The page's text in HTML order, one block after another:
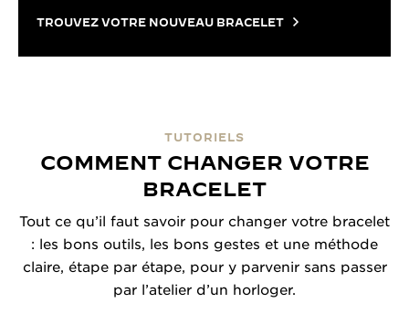
TROUVEZ VOTRE NOUVEAU BRACELET
TUTORIELS
COMMENT CHANGER VOTRE
BRACELET
Tout ce qu’il faut savoir pour changer votre bracelet
: les bons outils, les bons gestes et une méthode
claire, étape par étape, pour y parvenir sans passer
par l’atelier d’un horloger.